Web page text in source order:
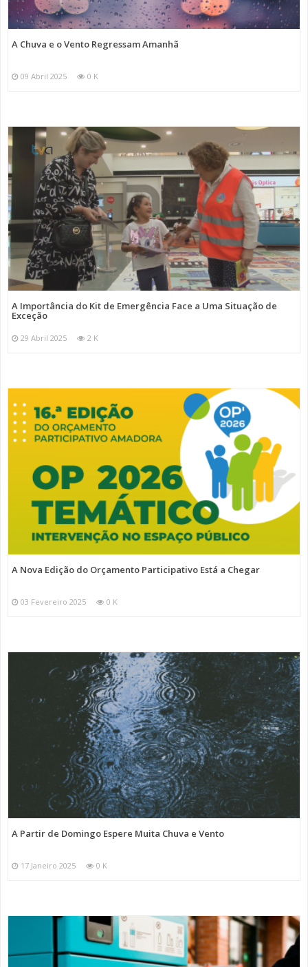
A Chuva e o Vento Regressam Amanhã
09 Abril 2025 0 K
A Importância do Kit de Emergência Face a Uma Situação de
Exceção
29 Abril 2025 2 K
A Nova Edição do Orçamento Participativo Está a Chegar
03 Fevereiro 2025 0 K
A Partir de Domingo Espere Muita Chuva e Vento
17 Janeiro 2025 0 K